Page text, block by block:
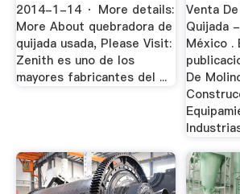
2014-1-14 · More details:
More About quebradora de
quijada usada, Please Visit:
Zenith es uno de los
mayores fabricantes del ...
Venta
Quijada
México .
De